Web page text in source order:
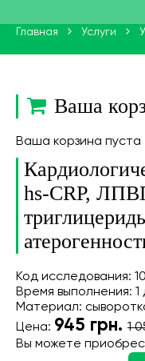
Главная Услуги
Ваша
Ваша корзина пуста
hs-CRP,
Код исследования:
Время выполнения: 1
Материал:
Цена: 945 грн. 1
Вы можете